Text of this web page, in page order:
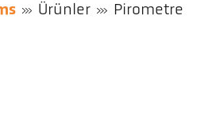
Ürünler
Pirometre